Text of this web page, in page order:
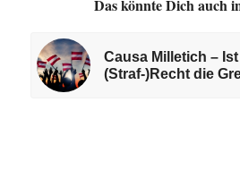
Das könnte Dich auch
Causa Milletich –
(Straf-)Recht die